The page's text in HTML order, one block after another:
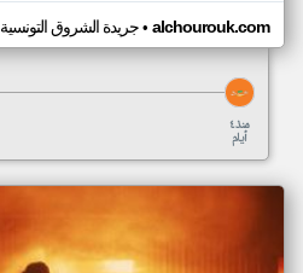
جريدة الشروق التونسية• alchourouk.com
منذ ٤
أيام